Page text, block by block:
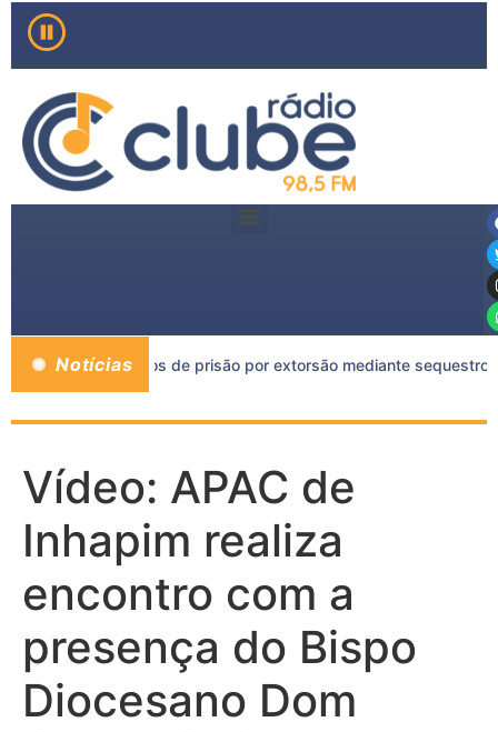
Notícias
a mais de 11 anos de prisão por extorsão mediante sequestro
Vídeo: APAC de
Inhapim realiza
encontro com a
presença do Bispo
Diocesano Dom